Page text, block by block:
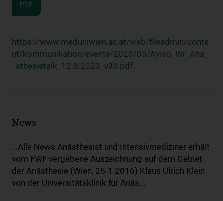
PDF
https://www.meduniwien.ac.at/web/fileadmin/conte
nt/kommunikation/events/2023/05/Aviso_Wr_Ana_
_sthesietalk_12.5.2023_v03.pdf
News
...Alle News Anästhesist und Intensivmediziner erhält
vom FWF vergebene Auszeichnung auf dem Gebiet
der Anästhesie (Wien, 25-1-2016) Klaus Ulrich Klein
von der Universitätsklinik für Anäs...